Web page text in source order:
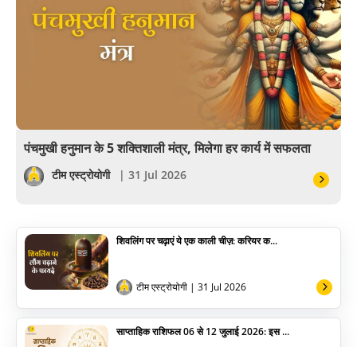
खेल
सेलिब्रिटी
योग
अन्य
पंचमुखी हनुमान के 5 शक्तिशाली मंत्र, मिलेगा हर कार्य में सफलता
टीम एस्ट्रोयोगी | 31 Jul 2026
शिवलिंग पर चढ़ाएं ये एक काली चीज़: करियर क...
टीम एस्ट्रोयोगी | 31 Jul 2026
साप्ताहिक राशिफल 06 से 12 जुलाई 2026: इस ...